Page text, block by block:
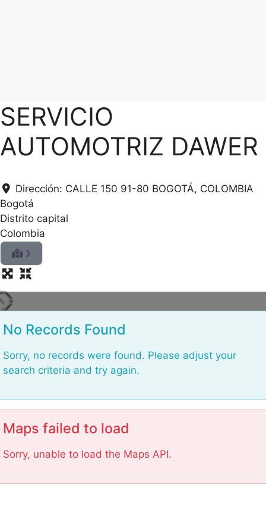
SERVICIO
AUTOMOTRIZ DAWER
Dirección: CALLE 150 91-80 BOGOTÁ, COLOMBIA
Bogotá
Distrito capital
Colombia
o
No Records Found
Sorry, no records were found. Please adjust your
search criteria and try again.
Maps failed to load
Sorry, unable to load the Maps API.